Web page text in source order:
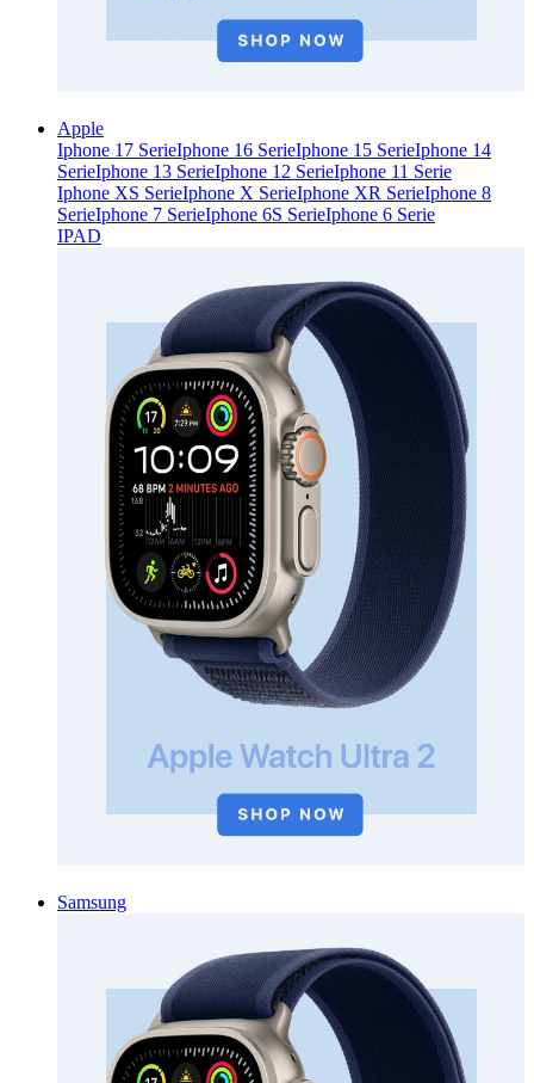
Apple
Iphone 17 SerieIphone 16 SerieIphone 15 SerieIphone 14
SerieIphone 13 SerieIphone 12 SerieIphone 11 Serie
Iphone XS SerieIphone X SerieIphone XR SerieIphone 8
SerieIphone 7 SerieIphone 6S SerieIphone 6 Serie
IPAD
Samsung